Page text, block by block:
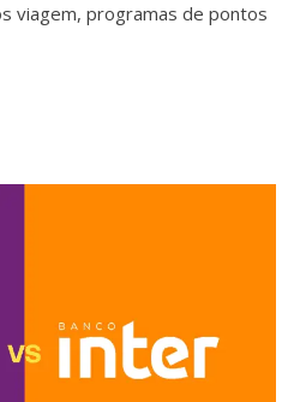
viagem, programas de pontos